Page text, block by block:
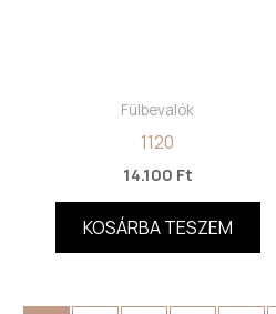
Fülbevalók
1120
14.100 Ft
KOSÁRBA TESZEM